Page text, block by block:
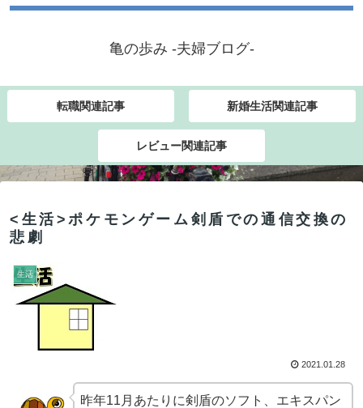
亀の歩み -夫婦ブログ-
転職関連記事 新婚生活関連記事
レビュー関連記事
<生活>ポケモンゲーム剣盾での通信交換の
悲劇
生活
2021.01.28
昨年11月あたりに剣盾のソフト、エキスパン